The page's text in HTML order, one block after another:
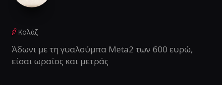
Κολάζ
Άδωνι με τη γυαλούμπα Meta2 των 600 ευρώ,
είσαι ωραίος και μετράς